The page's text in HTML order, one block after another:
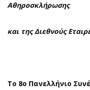
Αθηροσκλήρωσης
και της Διεθνούς
To 8ο Πανελλήνιο